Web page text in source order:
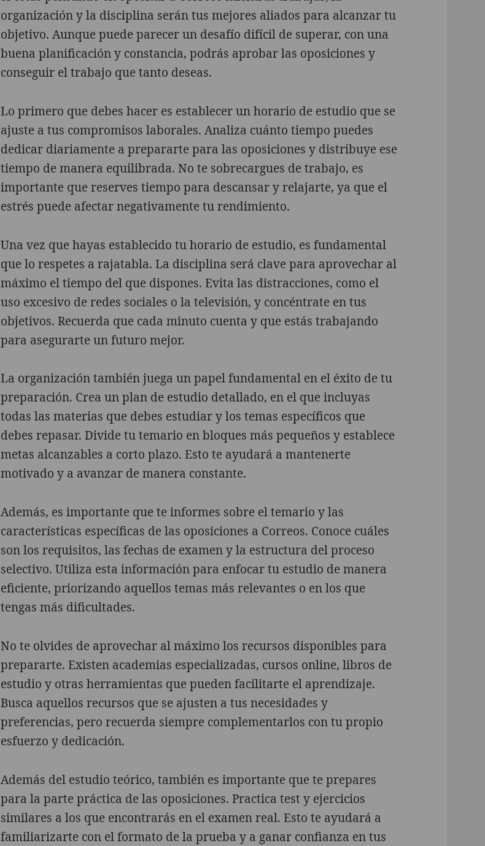
organización y la disciplina serán tus mejores aliados para alcanzar tu
objetivo. Aunque puede parecer un desafío difícil de superar, con una
buena planificación y constancia, podrás aprobar las oposiciones y
conseguir el trabajo que tanto deseas.
Lo primero que debes hacer es establecer un horario de estudio que se
ajuste a tus compromisos laborales. Analiza cuánto tiempo puedes
dedicar diariamente a prepararte para las oposiciones y distribuye ese
tiempo de manera equilibrada. No te sobrecargues de trabajo, es
importante que reserves tiempo para descansar y relajarte, ya que el
estrés puede afectar negativamente tu rendimiento.
Una vez que hayas establecido tu horario de estudio, es fundamental
que lo respetes a rajatabla. La disciplina será clave para aprovechar al
máximo el tiempo del que dispones. Evita las distracciones, como el
uso excesivo de redes sociales o la televisión, y concéntrate en tus
objetivos. Recuerda que cada minuto cuenta y que estás trabajando
para asegurarte un futuro mejor.
La organización también juega un papel fundamental en el éxito de tu
preparación. Crea un plan de estudio detallado, en el que incluyas
todas las materias que debes estudiar y los temas específicos que
debes repasar. Divide tu temario en bloques más pequeños y establece
metas alcanzables a corto plazo. Esto te ayudará a mantenerte
motivado y a avanzar de manera constante.
Además, es importante que te informes sobre el temario y las
características específicas de las oposiciones a Correos. Conoce cuáles
son los requisitos, las fechas de examen y la estructura del proceso
selectivo. Utiliza esta información para enfocar tu estudio de manera
eficiente, priorizando aquellos temas más relevantes o en los que
tengas más dificultades.
No te olvides de aprovechar al máximo los recursos disponibles para
prepararte. Existen academias especializadas, cursos online, libros de
estudio y otras herramientas que pueden facilitarte el aprendizaje.
Busca aquellos recursos que se ajusten a tus necesidades y
preferencias, pero recuerda siempre complementarlos con tu propio
esfuerzo y dedicación.
Además del estudio teórico, también es importante que te prepares
para la parte práctica de las oposiciones. Practica test y ejercicios
similares a los que encontrarás en el examen real. Esto te ayudará a
familiarizarte con el formato de la prueba y a ganar confianza en tus